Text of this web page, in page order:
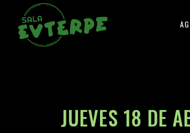
JUEVES 18 DE